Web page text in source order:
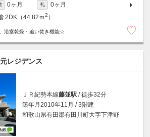
0ヶ月 礼
0ヶ月
2DK（44.82ｍ2 ）
浴室乾燥・追い焚き機能☆
レジデンス
ＪＲ紀勢本線藤並駅 / 徒歩32分
築年月2010年11月 / 3階建
和歌山県有田郡有田川町大字下津野